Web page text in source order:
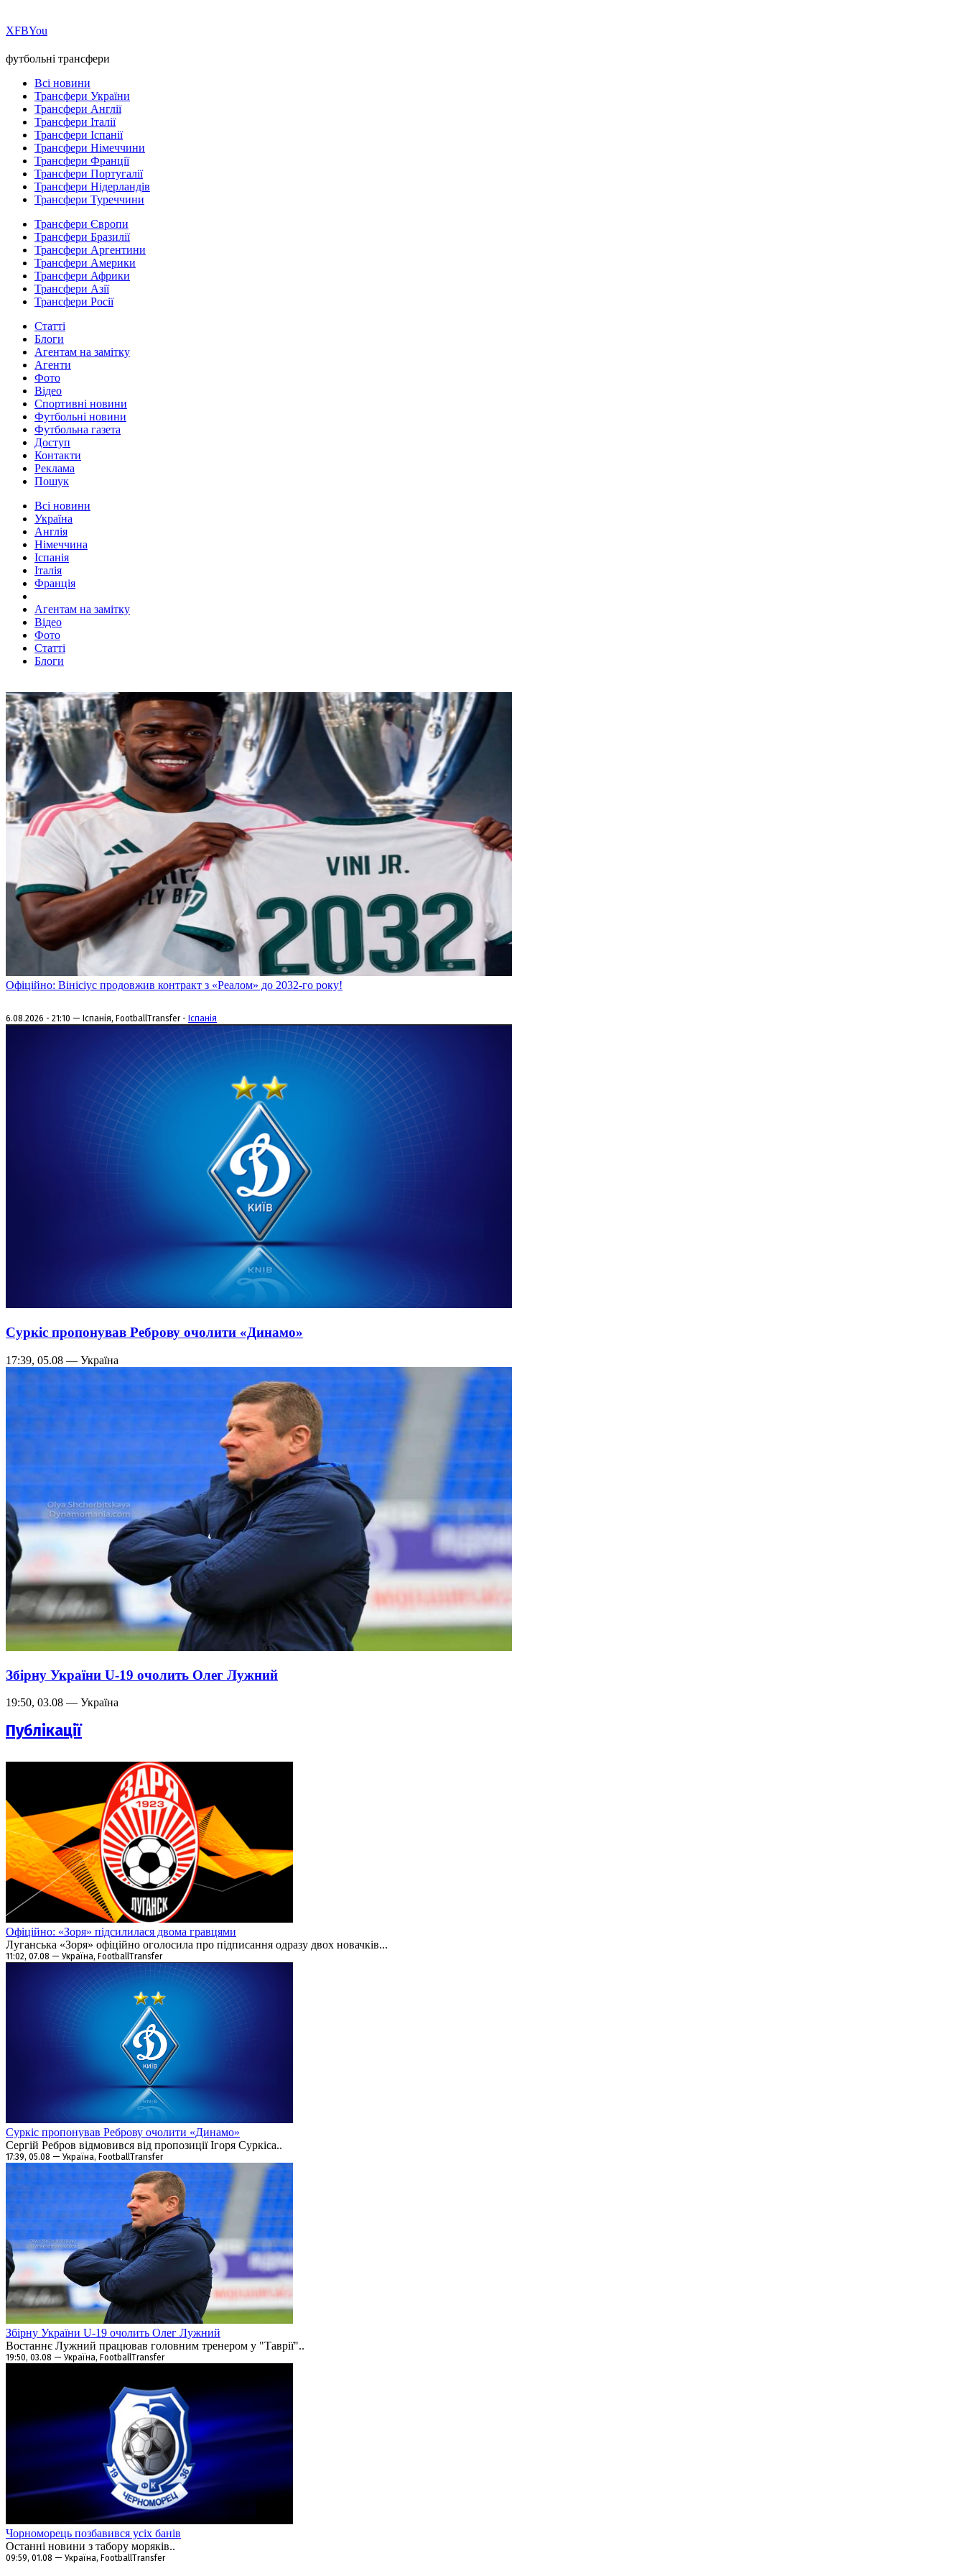
ХFBYou
футбольні трансфери
Всі новини
Трансфери України
Трансфери Англії
Трансфери Італії
Трансфери Іспанії
Трансфери Німеччини
Трансфери Франції
Трансфери Португалії
Трансфери Нідерландів
Трансфери Туреччини
Трансфери Європи
Трансфери Бразилії
Трансфери Аргентини
Трансфери Америки
Трансфери Африки
Трансфери Азії
Трансфери Росії
Статті
Блоги
Агентам на замітку
Агенти
Фото
Відео
Спортивні новини
Футбольні новини
Футбольна газета
Доступ
Контакти
Реклама
Пошук
Всі новини
Україна
Англія
Німеччина
Іспанія
Італія
Франція
Агентам на замітку
Відео
Фото
Статті
Блоги
Офіційно: Вінісіус продовжив контракт з «Реалом» до 2032-го року!
6.08.2026 - 21:10 — Іспанія, FootballTransfer - Іспанія
Суркіс пропонував Реброву очолити «Динамо»
17:39, 05.08 — Україна
Збірну України U-19 очолить Олег Лужний
19:50, 03.08 — Україна
Публікації
Офіційно: «Зоря» підсилилася двома гравцями
Луганська «Зоря» офіційно оголосила про підписання одразу двох новачків...
11:02, 07.08 — Україна, FootballTransfer
Суркіс пропонував Реброву очолити «Динамо»
Сергій Ребров відмовився від пропозиції Ігоря Суркіса..
17:39, 05.08 — Україна, FootballTransfer
Збірну України U-19 очолить Олег Лужний
Востаннє Лужний працював головним тренером у "Таврії"..
19:50, 03.08 — Україна, FootballTransfer
Чорноморець позбавився усіх банів
Останні новини з табору моряків..
09:59, 01.08 — Україна, FootballTransfer